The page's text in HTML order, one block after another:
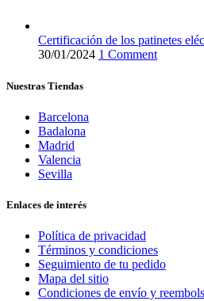
Certificación de los patinetes
30/01/2024 1 Comment
Nuestras Tiendas
Barcelona
Badalona
Madrid
Valencia
Sevilla
Enlaces de interés
Política de privacidad
Términos y condiciones
Seguimiento de tu pedido
Mapa del sitio
Condiciones de envío y